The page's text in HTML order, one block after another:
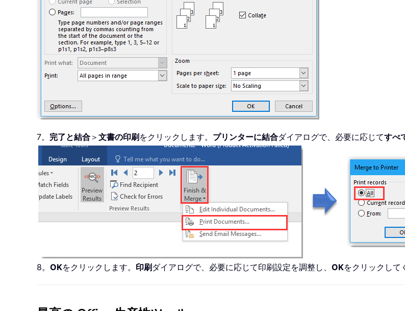
7。 完了と結合 ＞ 文書の印刷 をクリックします。 プリンターに結合ダイアログで、必要に応じてすべ
8。 OKをクリックします。 印刷 ダイアログで、必要に応じて印刷設定を調整し、 OKをクリックして